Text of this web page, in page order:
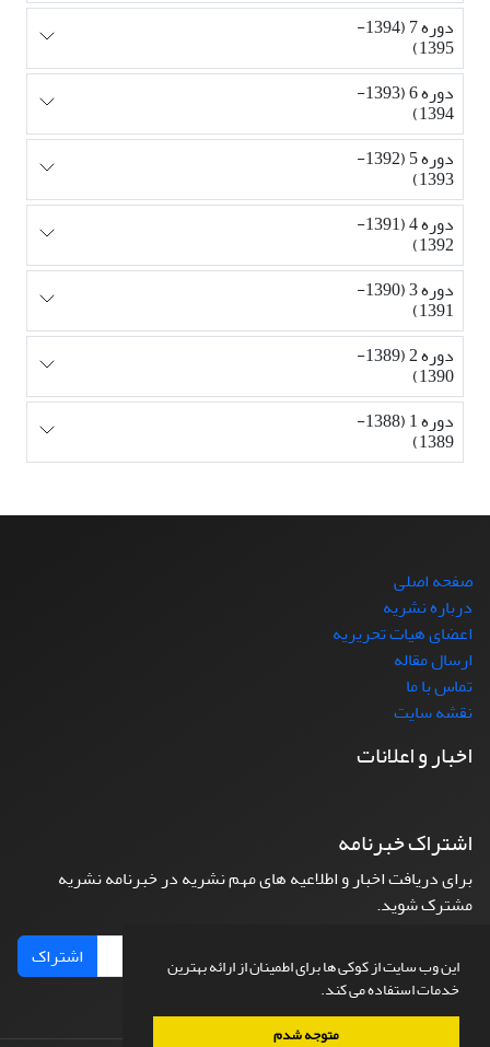
این وب سایت از کوکی ها برای اطمینان از ارائه بهترین
خدمات استفاده می کند.
متوجه شدم
دوره 7 (1394-
1395)
دوره 6 (1393-
1394)
دوره 5 (1392-
1393)
دوره 4 (1391-
1392)
دوره 3 (1390-
1391)
دوره 2 (1389-
1390)
دوره 1 (1388-
1389)
صفحه اصلی
درباره نشریه
اعضای هیات تحریریه
ارسال مقاله
تماس با ما
نقشه سایت
اخبار و اعلانات
اشتراک خبرنامه
برای دریافت اخبار و اطلاعیه های مهم نشریه در خبرنامه نشریه
مشترک شوید.
اشتراک